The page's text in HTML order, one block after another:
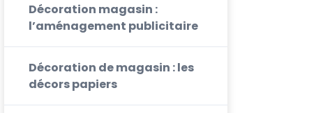
Décoration magasin :
l’aménagement publicitaire
Décoration de magasin : les
décors papiers